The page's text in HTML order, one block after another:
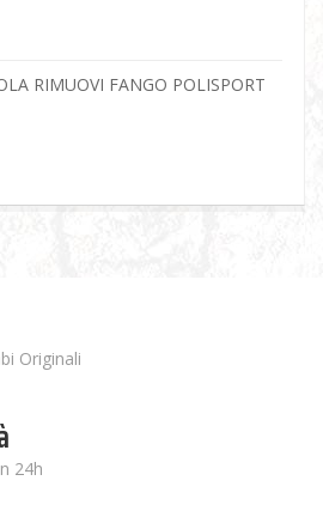
RIMUOVI FANGO POLISPORT
Originali
24h